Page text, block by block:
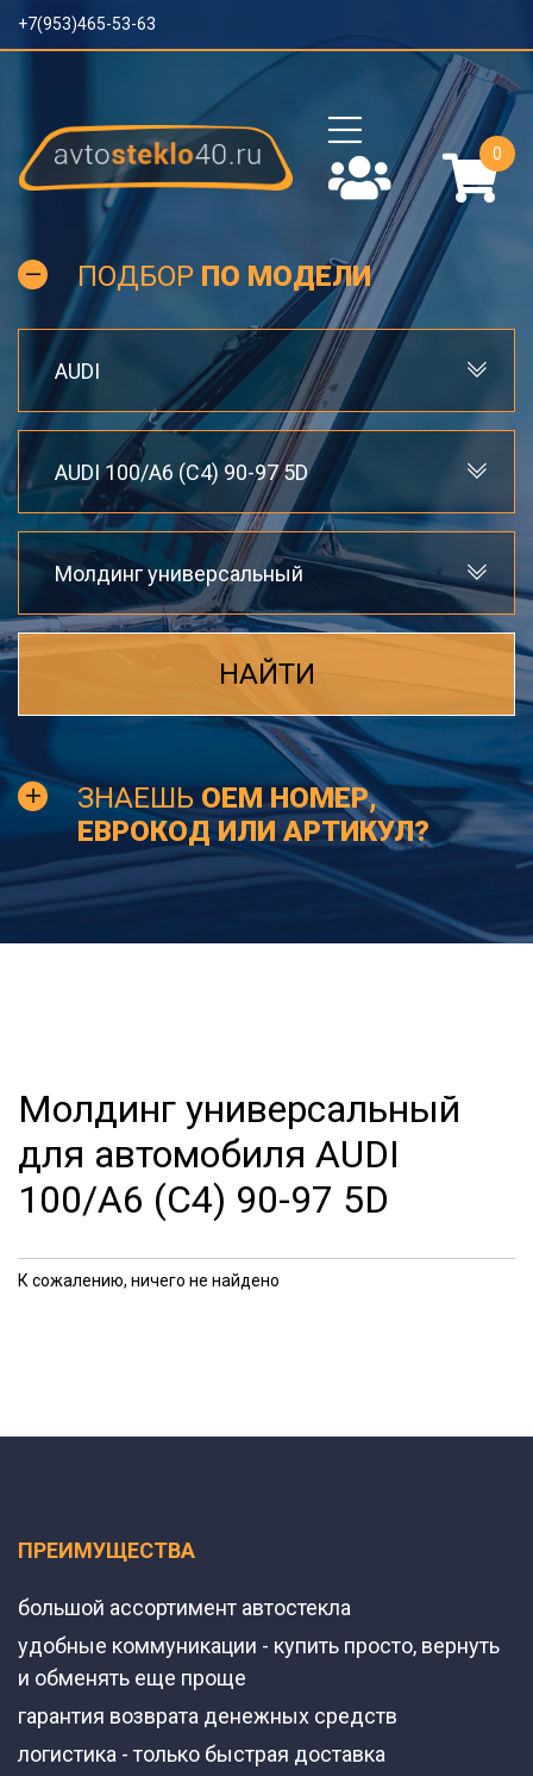
+7(953)465-53-63
0
ПОДБОР ПО МОДЕЛИ
AUDI
AUDI 100/A6 (C4) 90-97 5D
Молдинг универсальный
НАЙТИ
ЗНАЕШЬ OEM НОМЕР,
ЕВРОКОД ИЛИ АРТИКУЛ?
Молдинг универсальный
для автомобиля AUDI
100/A6 (C4) 90-97 5D
К сожалению, ничего не найдено
ПРЕИМУЩЕСТВА
большой ассортимент автостекла
удобные коммуникации - купить просто, вернуть
и обменять еще проще
гарантия возврата денежных средств
логистика - только быстрая доставка